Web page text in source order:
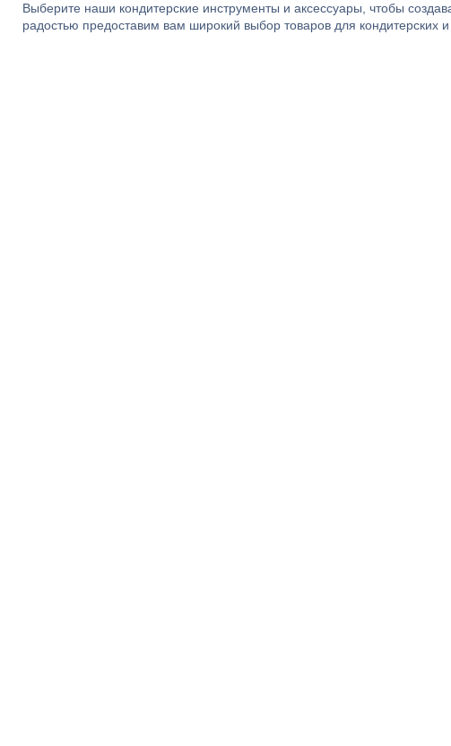
Выберите наши кондитерские инструменты и аксессуары, чтобы
радостью предоставим вам широкий выбор товаров для кондитерских